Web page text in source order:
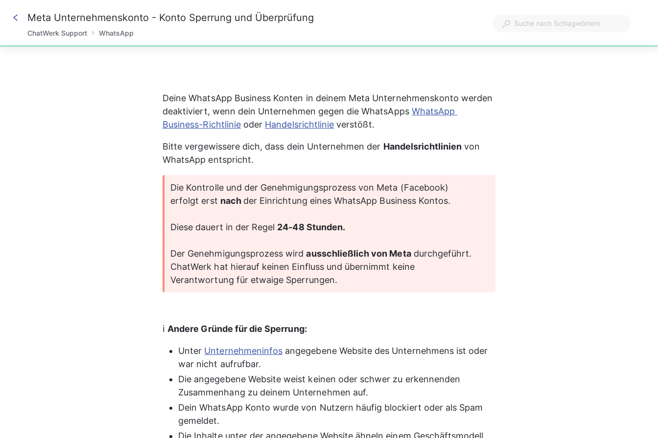
0%
Meta Unternehmenskonto - Konto Sperrung und Überprüfung
ChatWerk Support WhatsApp
Deine WhatsApp Business Konten in deinem Meta Unternehmenskonto werden
deaktiviert, wenn dein Unternehmen gegen die WhatsApps WhatsApp
Business-Richtlinie oder Handelsrichtlinie verstößt.
Bitte vergewissere dich, dass dein Unternehmen der Handelsrichtlinien von
WhatsApp entspricht.
Die Kontrolle und der Genehmigungsprozess von Meta (Facebook)
erfolgt erst nach der Einrichtung eines WhatsApp Business Kontos.
Diese dauert in der Regel 24-48 Stunden.
Der Genehmigungsprozess wird ausschließlich von Meta durchgeführt.
ChatWerk hat hierauf keinen Einfluss und übernimmt keine
Verantwortung für etwaige Sperrungen.
ℹ️ Andere Gründe für die Sperrung:
Unter Unternehmeninfos angegebene Website des Unternehmens ist oder
war nicht aufrufbar.
Die angegebene Website weist keinen oder schwer zu erkennenden
Zusammenhang zu deinem Unternehmen auf.
Dein WhatsApp Konto wurde von Nutzern häufig blockiert oder als Spam
gemeldet.
Die Inhalte unter der angegebene Website ähneln einem Geschäftsmodell,